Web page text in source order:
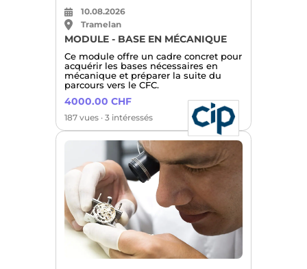
10.08.2026
Tramelan
MODULE - BASE EN MÉCANIQUE
Ce module offre un cadre concret pour
acquérir les bases nécessaires en
mécanique et préparer la suite du
parcours vers le CFC.
4000.00 CHF
187 vues · 3 intéressés